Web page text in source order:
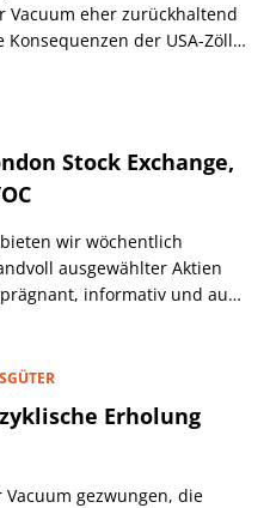
Vacuum eher zurückhaltend
der USA-Zölle
Stock Exchange,
wir wöchentlich
ausgewählter Aktien
informativ und auf
Erholung
gezwungen, die